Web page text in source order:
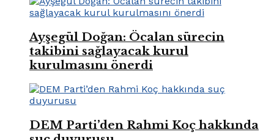
Ayşegül Doğan: Öcalan sürecin
takibini sağlayacak kurul
kurulmasını önerdi
DEM Parti’den Rahmi Koç hakkında